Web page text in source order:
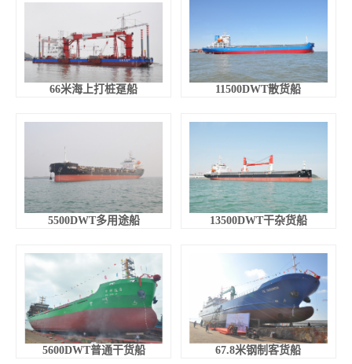
66米海上打桩趸船 11500DWT散货船
5500DWT多用途船 13500DWT干杂货船
5600DWT普通干货船 67.8米钢制客货船